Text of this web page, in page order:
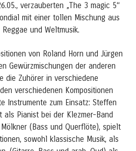
verzauberten „The 3 magic 5“
mit einer tollen Mischung aus
und Weltmusik.
von Roland Horn und Jürgen
Gewürzmischungen der anderen
die Zuhörer in verschiedene
verschiedenen Kompositionen
Instrumente zum Einsatz: Steffen
als Pianist bei der Klezmer-Band
(Bass und Querflöte), spielt
sowohl klassische Musik, als